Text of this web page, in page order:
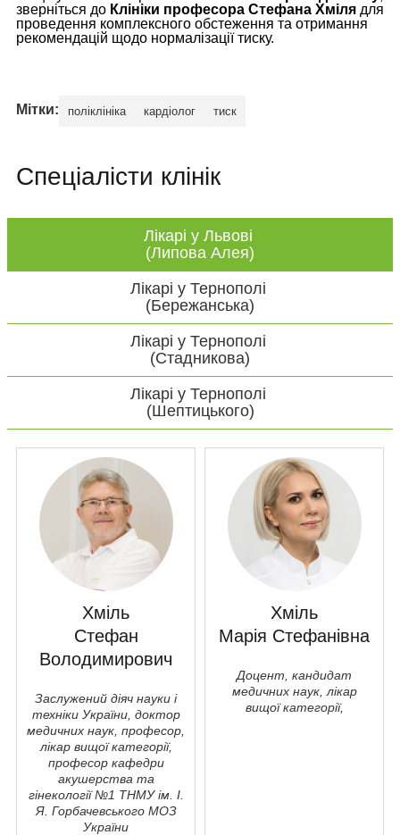
зверніться до Клініки професора Стефана Хміля для
проведення комплексного обстеження та отримання
рекомендацій щодо нормалізації тиску.
Мітки: поліклініка кардіолог тиск
Спеціалісти клінік
Лікарі у Львові
(Липова Алея)
Лікарі у Тернополі
(Бережанська)
Лікарі у Тернополі
(Стадникова)
Лікарі у Тернополі
(Шептицького)
Хміль
Стефан
Володимирович
Заслужений діяч науки і
техніки України, доктор
медичних наук, професор,
лікар вищої категорії,
професор кафедри
акушерства та
гiнекології №1 ТНМУ ім. І.
Я. Горбачевського МОЗ
України
Хміль
Марія Стефанівна
Доцент, кандидат
медичних наук, лікар
вищої категорії,